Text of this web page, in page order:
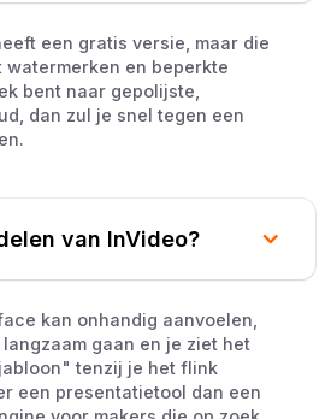
een gratis versie, maar die
watermerken en beperkte
bent naar gepolijste,
dan zul je snel tegen een
van InVideo?
kan onhandig aanvoelen,
gaan en je ziet het
tenzij je het flink
een presentatietool dan een